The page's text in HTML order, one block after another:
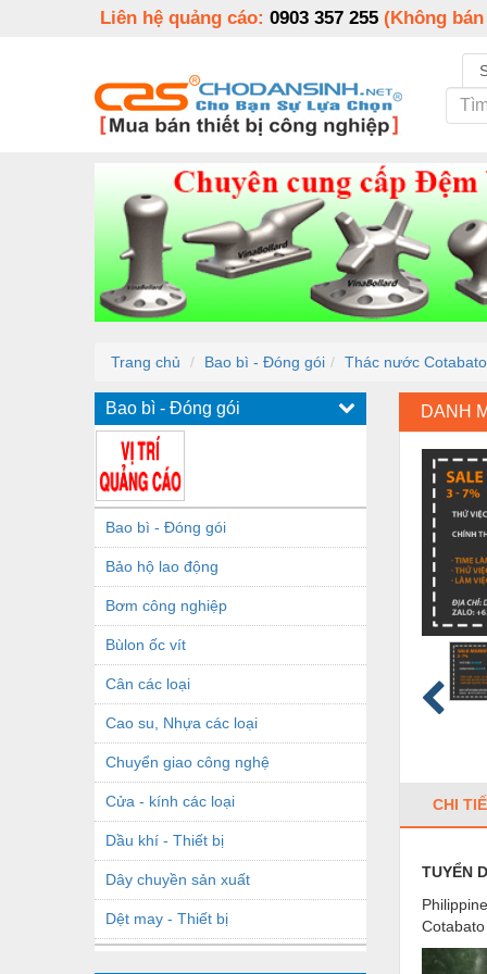
Liên hệ quảng cáo: 0903 357 255 (Không
Trang chủ Bao bì - Đóng gói Thác nước
Bao bì - Đóng gói
Bao bì - Đóng gói
Bảo hộ lao động
Bơm công nghiệp
Bùlon ốc vít
Cân các loại
Cao su, Nhựa các loại
Chuyển giao công nghệ
Cửa - kính các loại
Dầu khí - Thiết bị
Dây chuyền sản xuất
Dệt may - Thiết bị
DANH
CHI
TUYỂN